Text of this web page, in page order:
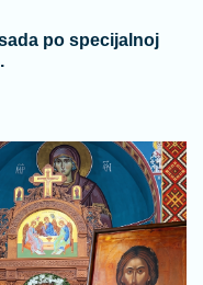
po specijalnoj